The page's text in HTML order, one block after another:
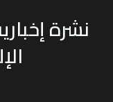
نشرة